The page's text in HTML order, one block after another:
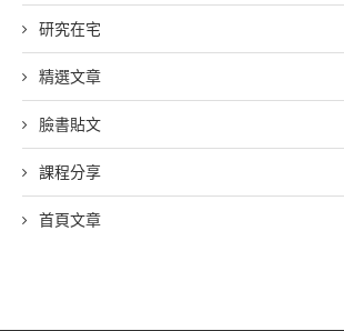
研究在宅
精選文章
臉書貼文
課程分享
首頁文章